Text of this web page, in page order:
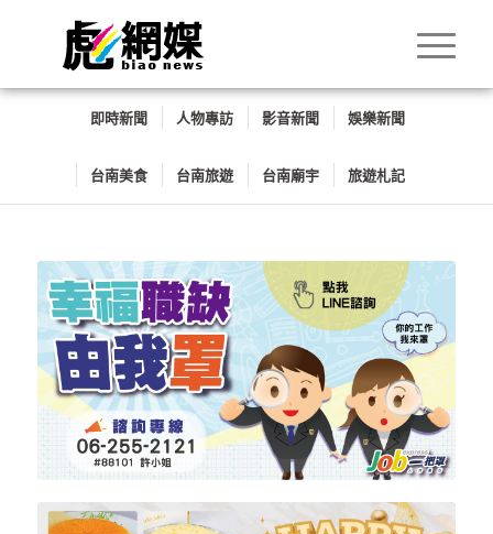
即時新聞 人物專訪 影音新聞 娛樂新聞
台南美食 台南旅遊 台南廟宇 旅遊札記